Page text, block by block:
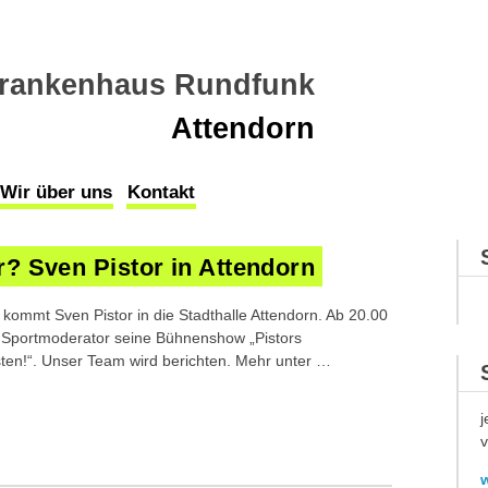
Rundfunk
Attendorn
Wir über uns Kontakt
Sven Pistor in Attendorn
Sven Pistor in die Stadthalle Attendorn. Ab 20.00
seine Bühnenshow „Pistors
Unser Team wird berichten. Mehr unter …